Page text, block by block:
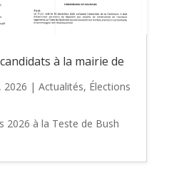
à la mairie de
2026 | Actualités, Élections
2026 à la Teste de Bush